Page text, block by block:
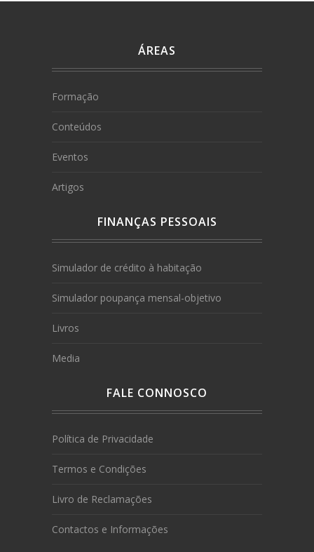
ÁREAS
Formação
Conteúdos
Eventos
Artigos
FINANÇAS PESSOAIS
Simulador de crédito à habitação
Simulador poupança mensal-objetivo
Livros
Media
FALE CONNOSCO
Política de Privacidade
Termos e Condições
Livro de Reclamações
Contactos e Informações